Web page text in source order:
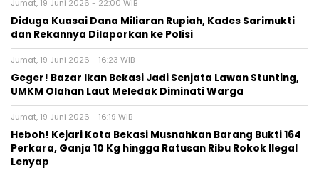
Jumat, 19 Juni 2026 - 22:00 WIB
Diduga Kuasai Dana Miliaran Rupiah, Kades Sarimukti
dan Rekannya Dilaporkan ke Polisi
Jumat, 19 Juni 2026 - 16:23 WIB
Geger! Bazar Ikan Bekasi Jadi Senjata Lawan Stunting,
UMKM Olahan Laut Meledak Diminati Warga
Jumat, 19 Juni 2026 - 16:19 WIB
Heboh! Kejari Kota Bekasi Musnahkan Barang Bukti 164
Perkara, Ganja 10 Kg hingga Ratusan Ribu Rokok Ilegal
Lenyap